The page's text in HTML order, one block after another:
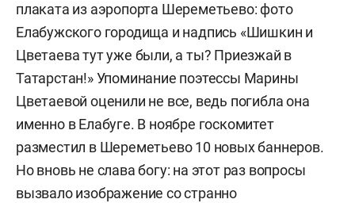
плаката из аэропорта Шереметьево: фото
Елабужского городища и надпись «Шишкин и
Цветаева тут уже были, а ты? Приезжай в
Татарстан!» Упоминание поэтессы Марины
Цветаевой оценили не все, ведь погибла она
именно в Елабуге. В ноябре госкомитет
разместил в Шереметьево 10 новых баннеров.
Но вновь не слава богу: на этот раз вопросы
вызвало изображение со странно